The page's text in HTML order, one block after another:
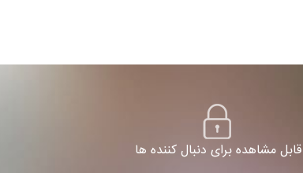
قابل مشاهده برای دنبال کننده ها